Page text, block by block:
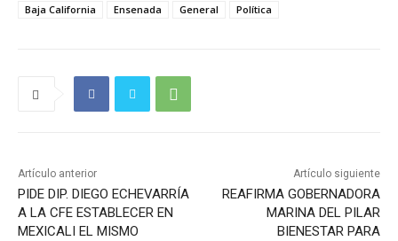
Baja California Ensenada General Política
Artículo anterior
PIDE DIP. DIEGO ECHEVARRÍA
A LA CFE ESTABLECER EN
MEXICALI EL MISMO
Artículo siguiente
REAFIRMA GOBERNADORA
MARINA DEL PILAR
BIENESTAR PARA